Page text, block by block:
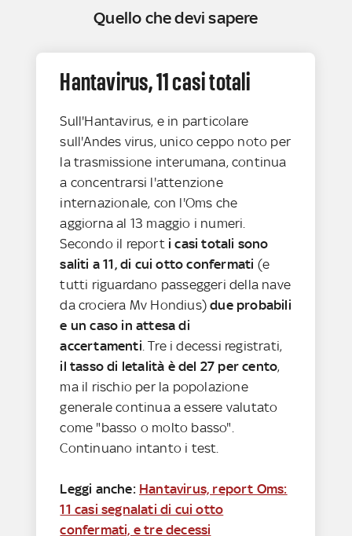
Quello che devi sapere
Hantavirus, 11 casi totali
Sull'Hantavirus, e in particolare
sull'Andes virus, unico ceppo noto per
la trasmissione interumana, continua
a concentrarsi l'attenzione
internazionale, con l'Oms che
aggiorna al 13 maggio i numeri.
Secondo il report i casi totali sono
saliti a 11, di cui otto confermati (e
tutti riguardano passeggeri della nave
da crociera Mv Hondius)due probabili
e un caso in attesa di
accertamenti . Tre i decessi registrati,
il tasso di letalità è del 27 per cento,
ma il rischio per la popolazione
generale continua a essere valutato
come "basso o molto basso".
Continuano intanto i test.
Leggi anche: Hantavirus, report Oms:
11 casi segnalati di cui otto
confermati, e tre decessi